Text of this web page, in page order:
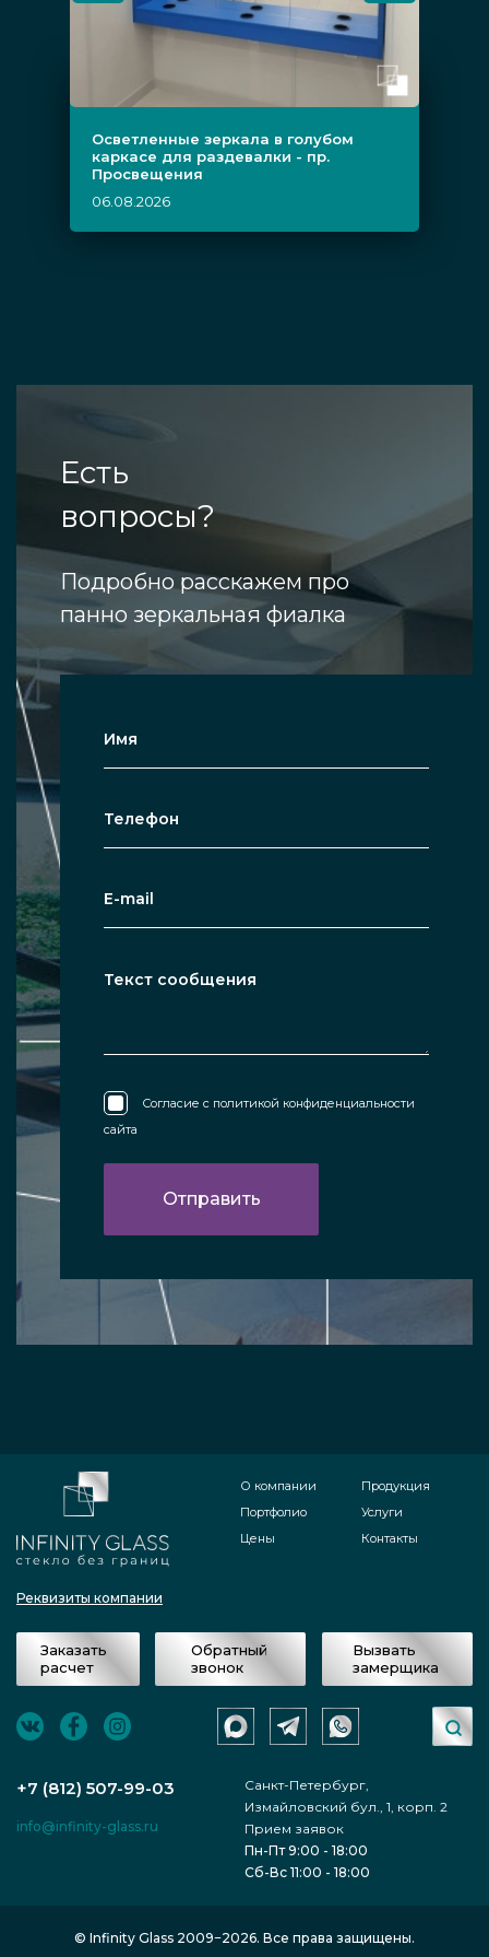
Осветленные зеркала в голубом
каркасе для раздевалки - пр.
Просвещения
06.08.2026
Есть
вопросы?
Подробно расскажем про
панно зеркальная фиалка
Согласие с политикой конфиденциальности
сайта
Реквизиты компании
О компании
Портфолио
Цены
Продукция
Услуги
Контакты
Заказать
расчет
Обратный
звонок
Вызвать
замерщика
+7 (812) 507-99-03
Санкт-Петербург,
Измайловский бул., 1, корп. 2
info@infinity-glass.ru
Прием заявок
Пн-Пт 9:00 - 18:00
Сб-Вс 11:00 - 18:00
© Infinity Glass 2009−2026. Все права защищены.